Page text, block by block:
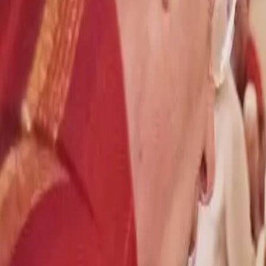
Ben jij al deel van onze jongelooflijk warme Klub? Word lid van